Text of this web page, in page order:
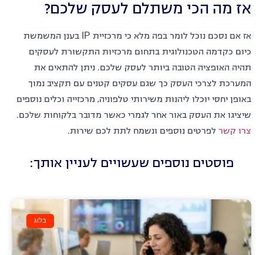
אז מה הכי משתלם לעסק שלכם?
אז אם נסכם נוכל לומר בפה מלא כי מרכזיית IP בענן המשמשת
כיום כקדמה הטכנולוגית בתחום מרכזיות התקשורת לעסקים
תהיה האופציה הטובה ביותר לעסק שלכם. ניתן להתאים את
המערכת לצרכי העסק כך שגם עסקים קטנים עם תקציב נמוך
באופן יחסי יוכלו ליהנות משירותי טלפוניה, מרכזייה וכלים נוספים
שיציגו את העסק באור אחר לגמרי כאשר מדובר בלקוחות שלכם.
צרו קשרלפרטים נוספים ונשמח לתת לכם שירות.
פוסטים נוספים שעשויים לעניין אותך:
בלוג